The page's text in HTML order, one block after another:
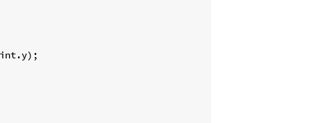
.y) ;